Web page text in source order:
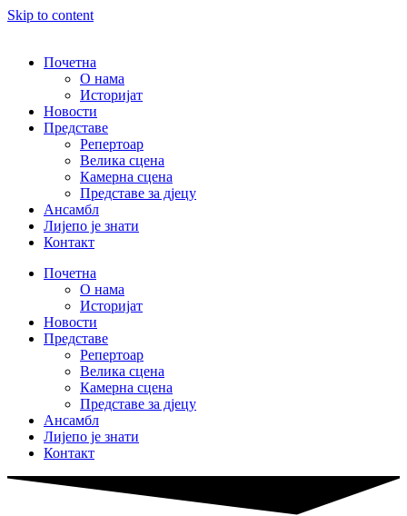
Skip to content
Почетна
О нама
Историјат
Новости
Представе
Репертоар
Велика сцена
Камерна сцена
Представе за дјецу
Ансамбл
Лијепо је знати
Контакт
Почетна
О нама
Историјат
Новости
Представе
Репертоар
Велика сцена
Камерна сцена
Представе за дјецу
Ансамбл
Лијепо је знати
Контакт